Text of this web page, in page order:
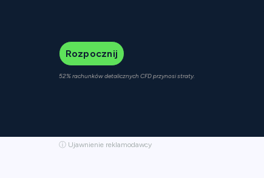
Rozpocznij
52% rachunków detalicznych CFD przynosi straty.
ⓘ Ujawnienie reklamodawcy